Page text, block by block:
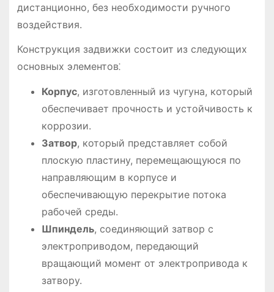
дистанционно, без необходимости ручного
воздействия.
Конструкция задвижки состоит из следующих
основных элементов⁚
Корпус, изготовленный из чугуна, который
обеспечивает прочность и устойчивость к
коррозии.
Затвор, который представляет собой
плоскую пластину, перемещающуюся по
направляющим в корпусе и
обеспечивающую перекрытие потока
рабочей среды.
Шпиндель, соединяющий затвор с
электроприводом, передающий
вращающий момент от электропривода к
затвору.